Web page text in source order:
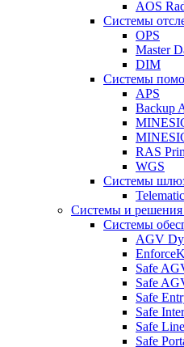
AOS
Системы
OPS
Master
DIM
Системы
APS
Backup
RAS
WGS
Системы
Системы и решения
Системы
AGV
Safe
Safe
Safe
Safe
Safe
Safe